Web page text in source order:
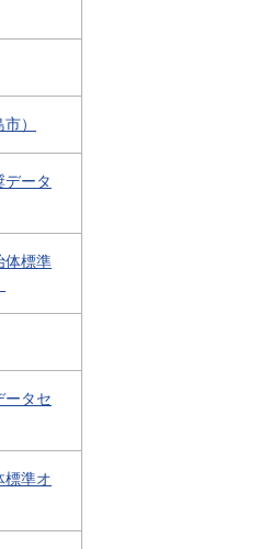
）
データ
体標準
ータセ
標準オ